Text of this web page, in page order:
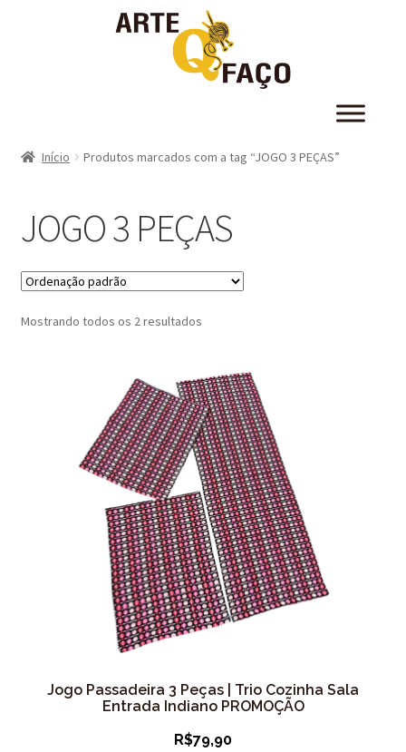
Início Produtos marcados com a tag “JOGO 3 PEÇAS”
JOGO 3 PEÇAS
Mostrando todos os 2 resultados
Jogo Passadeira 3 Peças | Trio Cozinha Sala
Entrada Indiano PROMOÇÃO
R$79,90